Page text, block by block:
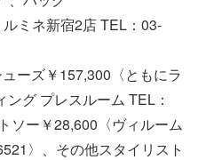
ミネ新宿2店 TEL：03-
ーズ￥157,300〈ともにラ
グ プレスルーム TEL：
ソー￥28,600〈ヴィルーム
〉、その他スタイリスト